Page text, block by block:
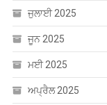
ਜੁਲਾਈ 2025
ਜੂਨ 2025
ਮਈ 2025
ਅਪ੍ਰੈਲ 2025